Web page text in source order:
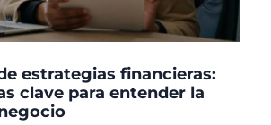
estrategias financieras:
clave para entender la